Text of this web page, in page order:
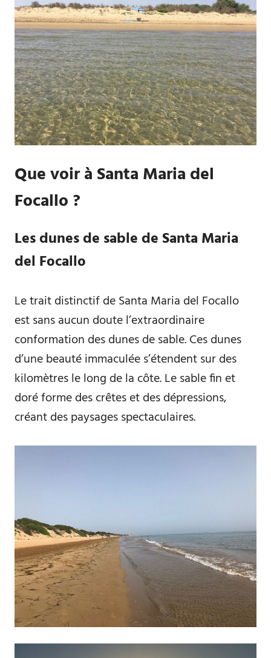
Que voir à Santa Maria del
Focallo ?
Les dunes de sable de Santa Maria
del Focallo
Le trait distinctif de Santa Maria del Focallo
est sans aucun doute l’extraordinaire
conformation des dunes de sable. Ces dunes
d’une beauté immaculée s’étendent sur des
kilomètres le long de la côte. Le sable fin et
doré forme des crêtes et des dépressions,
créant des paysages spectaculaires.